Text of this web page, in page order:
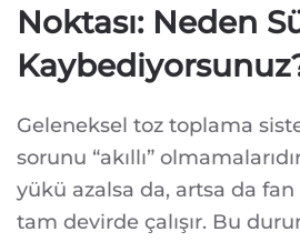
Noktası: Neden
Geleneksel toz toplama
sorunu “akıllı”
yükü azalsa da, artsa da
tam devirde çalışır. Bu